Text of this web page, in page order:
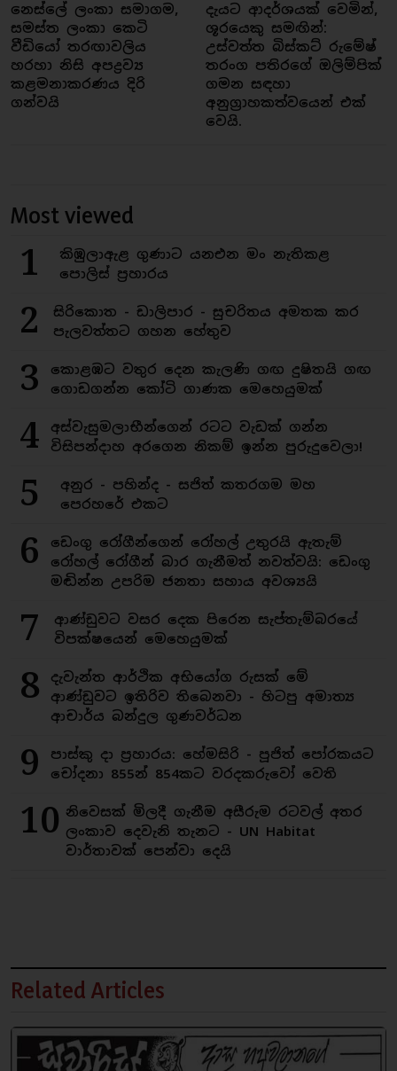
නෙස්ලේ ලංකා සමාගම,
සමස්ත ලංකා කෙටි
වීඩියෝ තරඟාවලිය
හරහා නිසි අපද්‍රව්‍ය
කළමනාකරණය දිරි
ගන්වයි
දැයට ආදර්ශයක් වෙමින්,
ශූරයෙකු සමඟින්:
උස්වත්ත බිස්කට් රුමේෂ්
තරංග පතිරගේ ඔලිම්පික්
ගමන සඳහා
අනුග්‍රාහකත්වයෙන් එක්
වෙයි.
Most viewed
1
කිඹුලාඇළ ගුණාට යනඑන මං නැතිකළ
පොලිස් ප්‍රහාරය
2
සිරිකොත - ඩාලිපාර - සුචරිතය අමතක කර
පැලවත්තට ගහන හේතුව
3
කොළඹට වතුර දෙන කැලණි ගඟ දුෂිතයි ගඟ
ගොඩගන්න කෝටි ගාණක මෙහෙයුමක්
4
අස්වැසුමලාභීන්ගෙන් රටට වැඩක් ගන්න
විසිපන්දාහ අරගෙන නිකම් ඉන්න පුරුදුවෙලා!
5
අනුර - පහින්ද - සජිත් කතරගම මහ
පෙරහරේ එකට
6
ඩෙංගු රෝගීන්ගෙන් රෝහල් උතුරයි ඇතැම්
රෝහල් රෝගීන් බාර ගැනීමත් නවත්වයි: ඩෙංගු
මඬින්න උපරිම ජනතා සහාය අවශ්‍යයි
7
ආණ්ඩුවට වසර දෙක පිරෙන සැප්තැම්බරයේ
විපක්ෂයෙන් මෙහෙයුමක්
8
දැවැන්ත ආර්ථික අභියෝග රුසක් මේ
ආණ්ඩුවට ඉතිරිව තිබෙනවා - හිටපු අමාත්‍ය
ආචාර්ය බන්දුල ගුණවර්ධන
9
පාස්කු දා ප්‍රහාරය: හේමසිරි - පූජිත් පෝරකයට
චෝදනා 855න් 854කට වරදකරුවෝ වෙති
10 නිවෙසක් මිලදී ගැනීම අසීරුම රටවල් අතර
ලංකාව දෙවැනි තැනට - UN Habitat
වාර්තාවක් පෙන්වා දෙයි
Related Articles